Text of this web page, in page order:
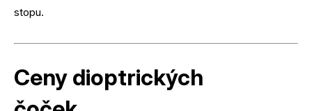
stopu.
Ceny dioptrických